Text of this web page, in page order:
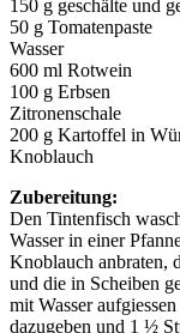
150 g geschälte und
50 g Tomatenpaste
Wasser
600 ml Rotwein
100 g Erbsen
Zitronenschale
200 g Kartoffel in
Knoblauch
Zubereitung:
Den Tintenfisch
Wasser in einer
Knoblauch anbraten,
und die in Scheiben
mit Wasser
dazugeben und 1 ½